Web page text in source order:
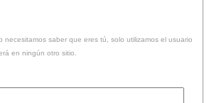
necesitamos saber que eres tú, solo utilizamos el usuario
en ningún otro sitio.